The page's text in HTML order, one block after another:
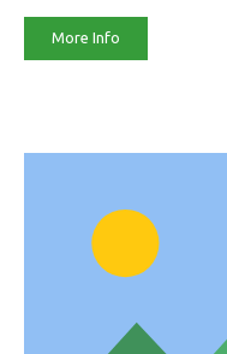
More Info